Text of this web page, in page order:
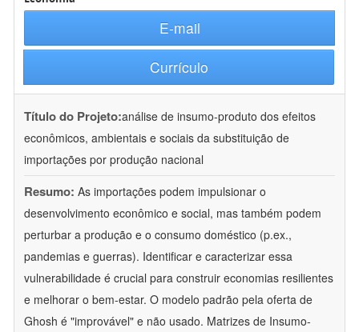
E-mail
Currículo
Título do Projeto:análise de insumo-produto dos efeitos
econômicos, ambientais e sociais da substituição de
importações por produção nacional
Resumo: As importações podem impulsionar o
desenvolvimento econômico e social, mas também podem
perturbar a produção e o consumo doméstico (p.ex.,
pandemias e guerras). Identificar e caracterizar essa
vulnerabilidade é crucial para construir economias resilientes
e melhorar o bem-estar. O modelo padrão pela oferta de
Ghosh é "improvável" e não usado. Matrizes de Insumo-